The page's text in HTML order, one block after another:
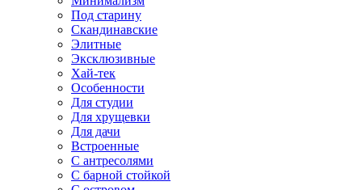
Под старину
Скандинавские
Элитные
Эксклюзивные
Хай-тек
Особенности
Для студии
Для хрущевки
Для дачи
Встроенные
С антресолями
С барной стойкой